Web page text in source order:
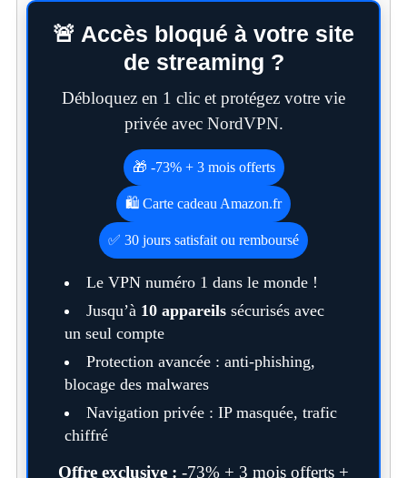
🚨 Accès bloqué à votre site
de streaming ?
Débloquez en 1 clic et protégez votre vie
privée avec NordVPN.
🎁 -73% + 3 mois offerts
🛍️ Carte cadeau Amazon.fr
✅ 30 jours satisfait ou remboursé
Le VPN numéro 1 dans le monde !
Jusqu’à 10 appareilssécurisés avec
un seul compte
Protection avancée : anti-phishing,
blocage des malwares
Navigation privée : IP masquée, trafic
chiffré
Offre exclusive : -73% + 3 mois offerts +